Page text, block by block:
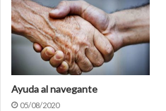
Ayuda al navegante
05/08/2020